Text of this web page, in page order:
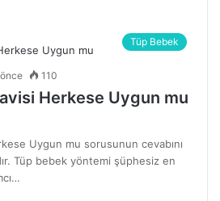
Tüp Bebek
110
Herkese Uygun mu
Uygun mu sorusunun cevabını
Tüp bebek yöntemi şüphesiz en